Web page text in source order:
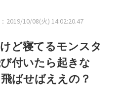
：2019/10/08(火) 14:02:20.47
ど寝てるモンスタ
付いたら起きな
ばせばええの？